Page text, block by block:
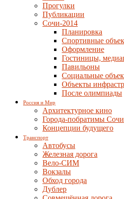
Прогулки
Публикации
Сочи-2014
Планировка
Спортивные
Оформление
Гостиницы,
Павильоны
Социальные
Объекты
После олимпиады
Россия и Мир
Архитектурное кино
Города-побратимы Сочи
Концепции будущего
Транспорт
Автобусы
Железная дорога
Вело-СИМ
Вокзалы
Обход города
Дублер